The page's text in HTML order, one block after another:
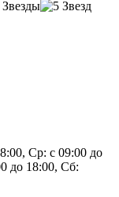
Ср: с 09:00 до
до 18:00, Сб: